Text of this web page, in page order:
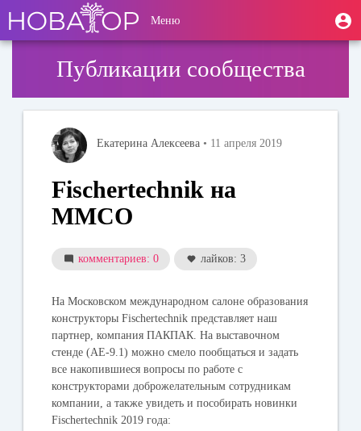
основному
содержанию
User
account
Меню
Публикации сообщества
Екатерина Алексеева • 11 апреля 2019
Fischertechnik на
ММСО
комментариев: 0 лайков: 3
На Московском международном салоне образования
конструкторы Fischertechnik представляет наш
партнер, компания ПАКПАК. На выставочном
стенде (АЕ-9.1) можно смело пообщаться и задать
все накопившиеся вопросы по работе с
конструкторами доброжелательным сотрудникам
компании, а также увидеть и пособиратьновинки
Fischertechnik 2019 года: